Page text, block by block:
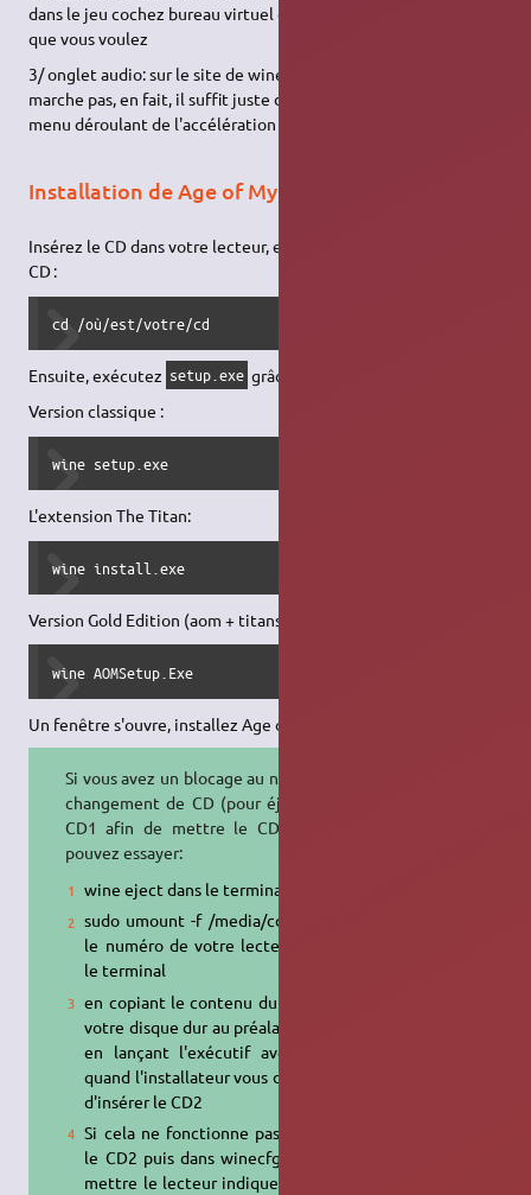
dans le jeu cochez bureau virtuel et choisissez la résolution
que vous voulez
3/ onglet audio: sur le site de wineHQ on dit que le son ne
marche pas, en fait, il suffit juste de choisir émulation dans le
menu déroulant de l'accélération matériel
Installation de Age of Mythology
Insérez le CD dans votre lecteur, et placez vous à la racine du
CD :
cd /où/est/votre/cd
Ensuite, exécutez setup.exe grâce à Wine
Version classique :
wine setup.exe
L'extension The Titan:
wine install.exe
Version Gold Edition (aom + titans)
wine AOMSetup.Exe
Un fenêtre s'ouvre, installez Age of Mythology normalement.
Si vous avez un blocage au niveau du
changement de CD (pour éjecter le
CD1 afin de mettre le CD2), vous
pouvez essayer:
wine eject dans le terminal
sudo umount -f /media/cdromx (x
le numéro de votre lecteur) dans
le terminal
en copiant le contenu du CD2 sur
votre disque dur au préalable, puis
en lançant l'exécutif avec wine
quand l'installateur vous demande
d'insérer le CD2
Si cela ne fonctionne pas, insérer
le CD2 puis dans winecfg lecteur
mettre le lecteur indiquer dans la